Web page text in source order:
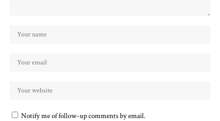
Notify me of follow-up comments by email.